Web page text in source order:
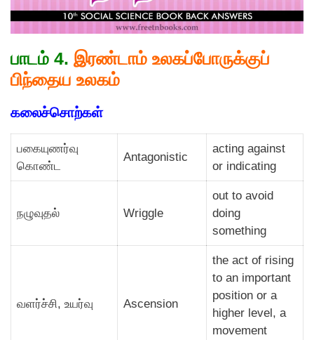
பாடம் 4. இரண்டாம் உலகப்போருக்குப்
பிந்தைய உலகம்
கலைச்சொற்கள்
பகையுணர்வு
கொண்ட
Antagonistic
acting against
or indicating
நழுவுதல் Wriggle
out to avoid
doing
something
வளர்ச்சி, உயர்வு Ascension
the act of rising
to an important
position or a
higher level, a
movement